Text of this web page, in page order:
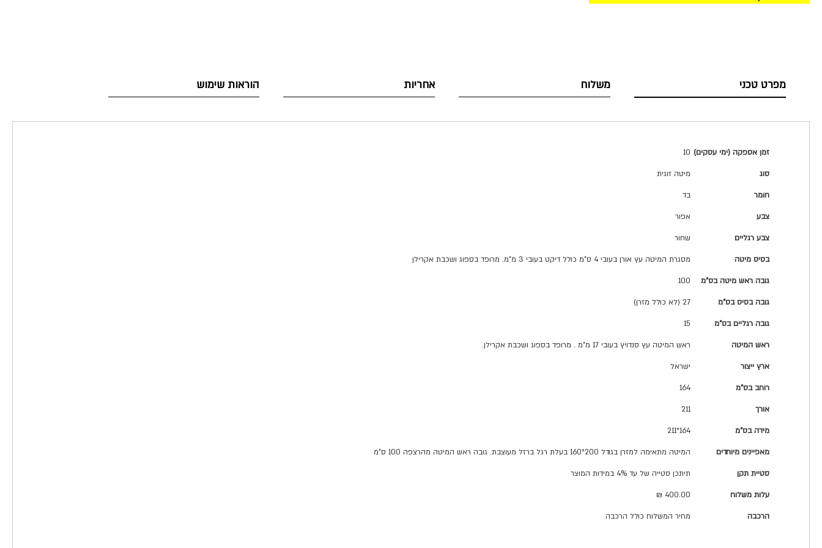
מפרט טכני
זמן אספקה (ימי עסקים) 10
סוג מיטה זוגית
חומר בד
צבע אפור
צבע רגליים שחור
בסיס מיטה מסגרת המיטה עץ אורן בעובי 4 ס"מ כולל דיקט בעובי 3 מ"מ. מרופד בספוג ושכבת אקרילן
גובה ראש מיטה בס"מ 100
גובה בסיס בס"מ 27 (לא כולל מזרן)
גובה רגליים בס"מ 15
ראש המיטה ראש המיטה עץ סנדויץ בעובי 17 מ"מ . מרופד בספוג ושכבת אקרילן.
ארץ ייצור ישראל
רוחב בס"מ 164
אורך 211
מידה בס"מ 164*211
מאפיינים מיוחדים המיטה מתאימה למזרן בגודל 200*160 בעלת רגל ברזל מעוצבת. גובה ראש המיטה מהרצפה 100 ס"מ
סטיית תקן תיתכן סטייה של עד 4% במידות המוצר
עלות משלוח 400.00 ₪
הרכבה מחיר המשלוח כולל הרכבה
משלוח אחריות הוראות שימוש